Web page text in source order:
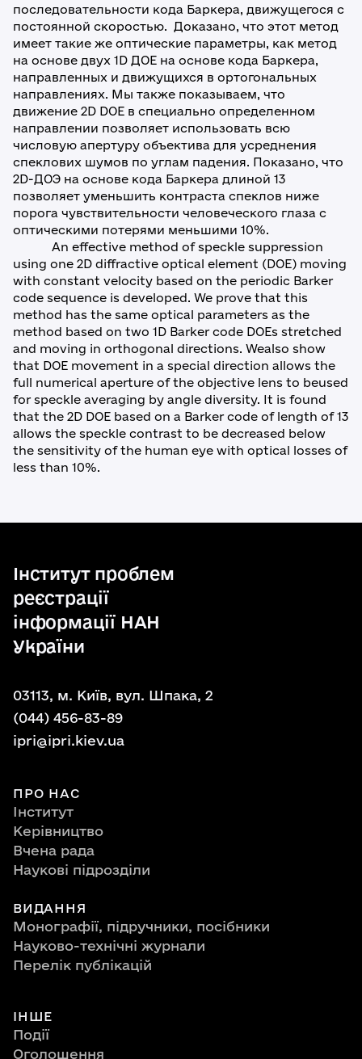
последовательности кода Баркера, движущегося с
постоянной скоростью. Доказано, что этот метод
имеет такие же оптические параметры, как метод
на основе двух 1D ДOE на основе кода Баркера,
направленных и движущихся в ортогональных
направлениях. Мы также показываем, что
движение 2D DOE в специально определенном
направлении позволяет использовать всю
числовую апертуру объектива для усреднения
спеклових шумов по углам падения. Показано, что
2D-ДОЭ на основе кода Баркера длиной 13
позволяет уменьшить контраста спеклов ниже
порога чувствительности человеческого глаза с
оптическими потерями меньшими 10%.
An effective method of speckle suppression
using one 2D diffractive optical element (DOE) moving
with constant velocity based on the periodic Barker
code sequence is developed. We prove that this
method has the same optical parameters as the
method based on two 1D Barker code DOEs stretched
and moving in orthogonal directions. Wealso show
that DOE movement in a special direction allows the
full numerical aperture of the objective lens to beused
for speckle averaging by angle diversity. It is found
that the 2D DOE based on a Barker code of length of 13
allows the speckle contrast to be decreased below
the sensitivity of the human eye with optical losses of
less than 10%.
Інститут проблем
реєстрації
інформації НАН
України
03113, м. Київ, вул. Шпака, 2
(044) 456-83-89
ipri@ipri.kiev.ua
ПРО НАС
Інститут
Керівництво
Вчена рада
Наукові підрозділи
ВИДАННЯ
Монографії, підручники, посібники
Науково-технічні журнали
Перелік публікацій
ІНШЕ
Події
Оголошення